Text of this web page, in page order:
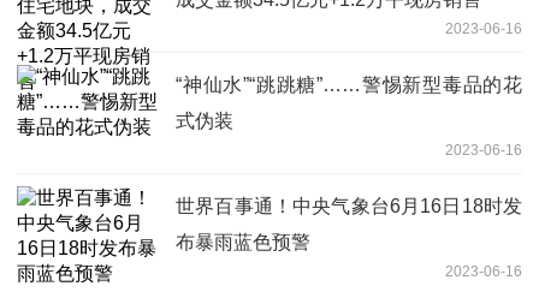
2023-06-16
“神仙水”“跳跳糖”……警惕新型毒品的花
式伪装
2023-06-16
世界百事通！中央气象台6月16日18时发
布暴雨蓝色预警
2023-06-16